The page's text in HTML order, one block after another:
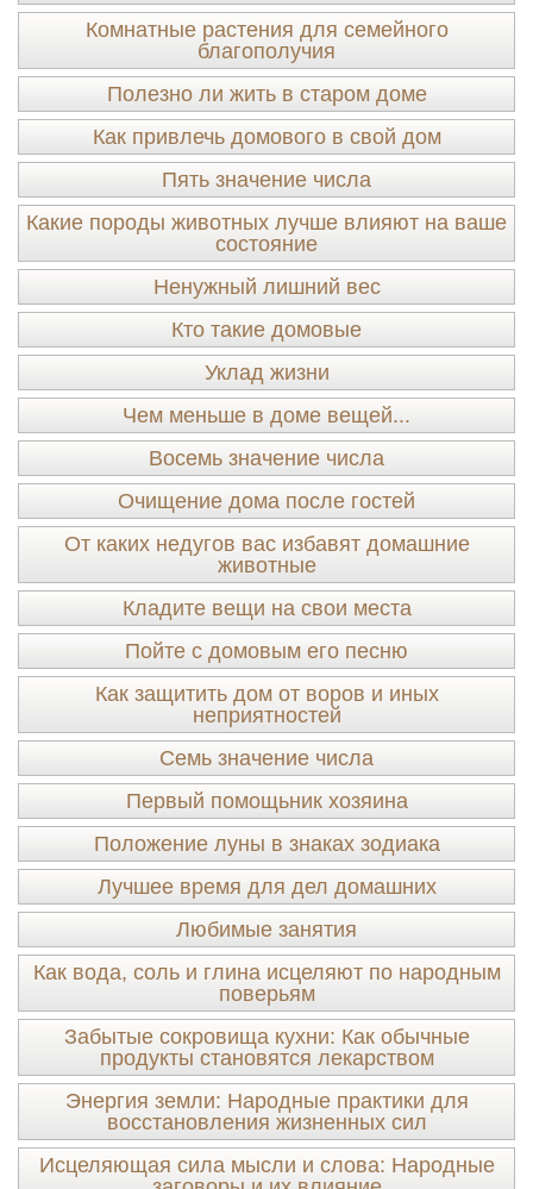
Комнатные растения для семейного
благополучия
Полезно ли жить в старом доме
Как привлечь домового в свой дом
Пять значение числа
Какие породы животных лучше влияют на ваше
состояние
Ненужный лишний вес
Кто такие домовые
Уклад жизни
Чем меньше в доме вещей...
Восемь значение числа
Очищение дома после гостей
От каких недугов вас избавят домашние
животные
Кладите вещи на свои места
Пойте с домовым его песню
Как защитить дом от воров и иных
неприятностей
Семь значение числа
Первый помощьник хозяина
Положение луны в знаках зодиака
Лучшее время для дел домашних
Любимые занятия
Как вода, соль и глина исцеляют по народным
поверьям
Забытые сокровища кухни: Как обычные
продукты становятся лекарством
Энергия земли: Народные практики для
восстановления жизненных сил
Исцеляющая сила мысли и слова: Народные